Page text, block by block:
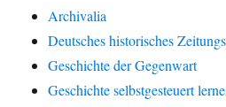
Archivalia
Deutsches historisches
Geschichte der Gegenwart
Geschichte selbstgesteuert